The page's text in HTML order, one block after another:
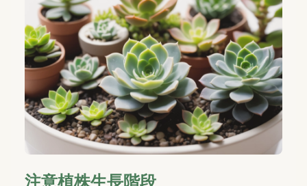
注意植株生長階段